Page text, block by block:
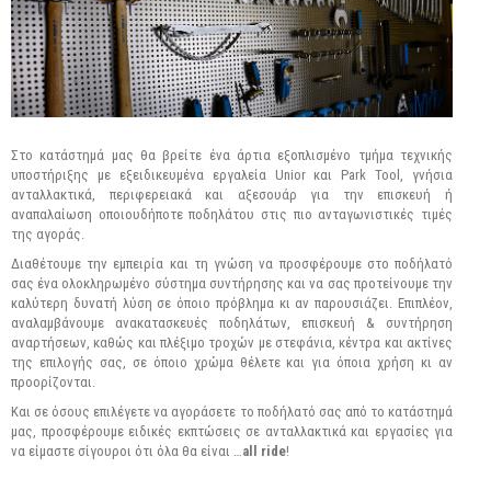
Στο κατάστημά μας θα βρείτε ένα άρτια εξοπλισμένο τμήμα τεχνικής
υποστήριξης με εξειδικευμένα εργαλεία Unior και Park Tool, γνήσια
ανταλλακτικά, περιφερειακά και αξεσουάρ για την επισκευή ή
αναπαλαίωση οποιουδήποτε ποδηλάτου στις πιο ανταγωνιστικές τιμές
της αγοράς.
Διαθέτουμε την εμπειρία και τη γνώση να προσφέρουμε στο ποδήλατό
σας ένα ολοκληρωμένο σύστημα συντήρησης και να σας προτείνουμε την
καλύτερη δυνατή λύση σε όποιο πρόβλημα κι αν παρουσιάζει. Eπιπλέον,
αναλαμβάνουμε ανακατασκευές ποδηλάτων, επισκευή & συντήρηση
αναρτήσεων, καθώς και πλέξιμο τροχών με στεφάνια, κέντρα και ακτίνες
της επιλογής σας, σε όποιο χρώμα θέλετε και για όποια χρήση κι αν
προορίζονται.
Και σε όσους επιλέγετε να αγοράσετε το ποδήλατό σας από το κατάστημά
μας, προσφέρουμε ειδικές εκπτώσεις σε ανταλλακτικά και εργασίες για
να είμαστε σίγουροι ότι όλα θα είναι …all ride!